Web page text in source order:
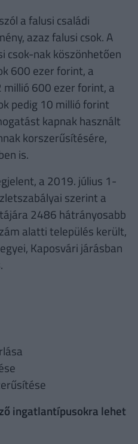
a falusi családi
azaz falusi csok. A
csok-nak köszönhetően
600 ezer forint, a
600 ezer forint, a
pedig 10 millió forint
kapnak használt
korszerűsítésére,
is.
a 2019. július 1-
szerint a
2486 hátrányosabb
alatti település került,
Kaposvári járásban
ingatlantípusokra lehet